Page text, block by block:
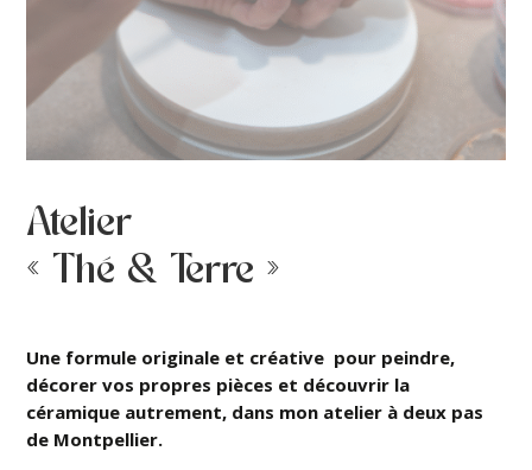
Atelier
« Thé & Terre »
Une formule originale et créative pour peindre,
décorer vos propres pièces et découvrir la
céramique autrement, dans mon atelier à deux pas
de Montpellier.